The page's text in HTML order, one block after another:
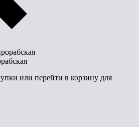
или перейти в корзину для